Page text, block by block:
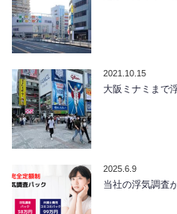
2021.10.15
大阪ミナミまで
2025.6.9
当社の浮気調査